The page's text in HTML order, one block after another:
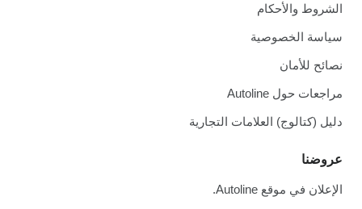
الشروط والأحكام
سياسة الخصوصية
نصائح للأمان
مراجعات حول Autoline
دليل (كتالوج) العلامات التجارية
عروضنا
الإعلان في موقع Autoline.